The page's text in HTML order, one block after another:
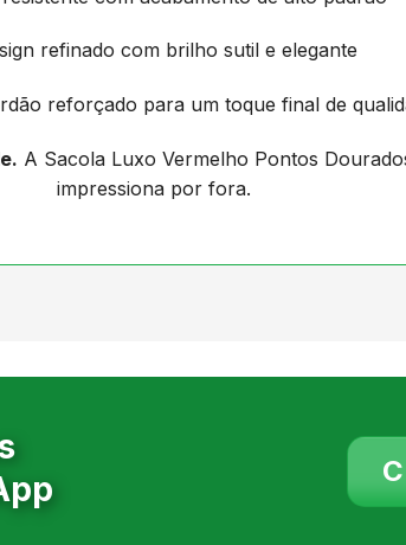
refinado com brilho sutil e elegante
reforçado para um toque final de
A Sacola Luxo Vermelho Pontos
impressiona por fora.